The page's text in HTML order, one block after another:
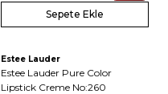
Sepete Ekle
Estee Lauder
Estee Lauder Pure Color
Lipstick Creme No:260